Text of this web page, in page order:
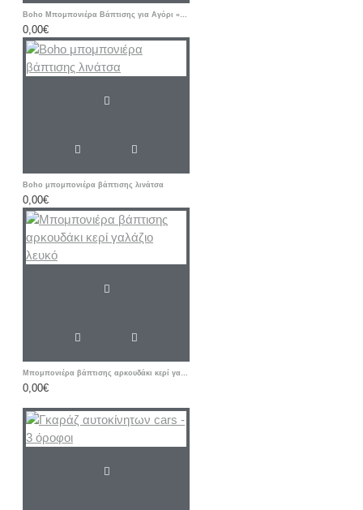
Boho Μπομπονιέρα Βάπτισης για Αγόρι «Baby Little FARM / Τρακτέρ»
0,00€
Boho μπομπονιέρα βάπτισης λινάτσα
0,00€
Mπομπονιέρα βάπτισης αρκουδάκι κερί γαλάζιο λευκό
0,00€